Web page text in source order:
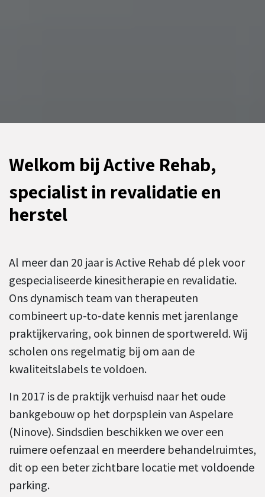
Welkom bij Active Rehab,
specialist in revalidatie en
herstel
Al meer dan 20 jaar is Active Rehab dé plek voor
gespecialiseerde kinesitherapie en revalidatie.
Ons dynamisch team van therapeuten
combineert up-to-date kennis met jarenlange
praktijkervaring, ook binnen de sportwereld. Wij
scholen ons regelmatig bij om aan de
kwaliteitslabels te voldoen.
In 2017 is de praktijk verhuisd naar het oude
bankgebouw op het dorpsplein van Aspelare
(Ninove). Sindsdien beschikken we over een
ruimere oefenzaal en meerdere behandelruimtes,
dit op een beter zichtbare locatie met voldoende
parking.